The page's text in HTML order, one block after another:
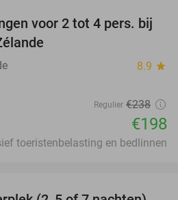
17%
voor 2 tot 4 pers. bij
8.9 star
Regulier €238
€198
toeristenbelasting en bedlinnen